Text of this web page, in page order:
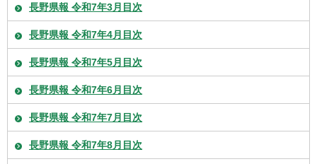
長野県報 令和7年3月目次
長野県報 令和7年4月目次
長野県報 令和7年5月目次
長野県報 令和7年6月目次
長野県報 令和7年7月目次
長野県報 令和7年8月目次